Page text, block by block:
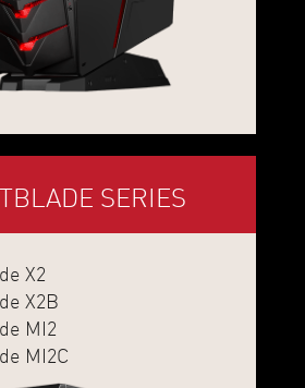
SERIES
X2
X2B
MI2
MI2C